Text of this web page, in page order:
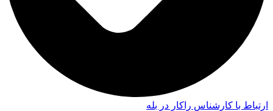
ارتباط با کارشناس راکار در بله